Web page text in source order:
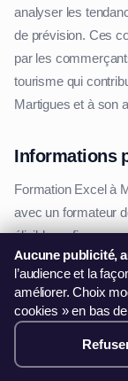
analyser les
de prévision. Ces
par les
tourisme qui
Martigues et à son
Informations
Formation Excel à
avec un formateur
éligible au
démarches OPCO
à partir de 299€.
Pourquoi
Martigues ?
Aucune publicité,
l’audience et la
améliorer. Choix
cookies » en bas